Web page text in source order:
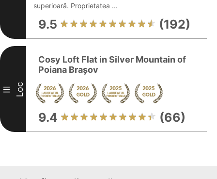
superioară. Proprietatea ...
9.5 (192)
III Loc
Cosy Loft Flat in Silver Mountain of
Poiana Brașov
9.4 (66)